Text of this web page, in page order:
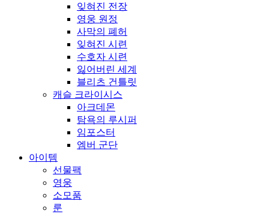
잊혀진 전장
영웅 원정
사막의 폐허
잊혀진 시련
수호자 시련
잃어버린 세계
블리츠 건틀릿
캐슬 크라이시스
아크데몬
탐욕의 루시퍼
임포스터
엠버 군단
아이템
선물팩
영웅
소모품
룬